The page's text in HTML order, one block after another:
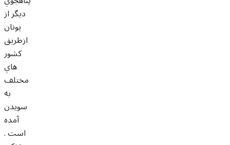
ديگر از
يونان
ازطريق
کشور
هاي
مختلف
به
سويدن
آمده
است .